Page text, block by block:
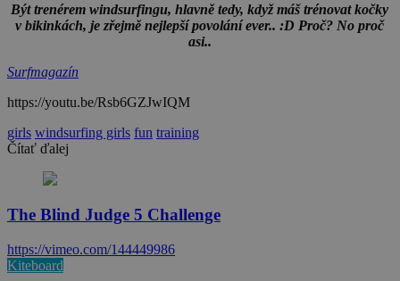
Být trenérem windsurfingu, hlavně tedy, když máš trénovat kočky
v bikinkách, je zřejmě nejlepší povolání ever.. :D Proč? No proč
asi..
Surfmagazín
https://youtu.be/Rsb6GZJwIQM
girls windsurfing girls fun training
Čítať ďalej
The Blind Judge 5 Challenge
https://vimeo.com/144449986
Kiteboard